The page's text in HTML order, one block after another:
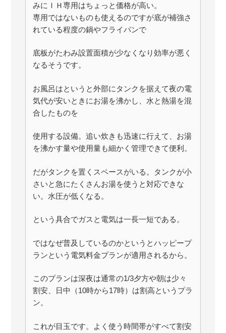
みにＩＨ専用はちょっと価格が高い。
専用ではないものも使えるのですが底が補強さ
れている程度の鍋やフライパンで
底板がたわみ設置面積が少なくなり効率が悪く
なるそうです。
お風呂はというと外部にタンクを据えて夜の電
気代が安いときにお湯を沸かし、水と熱湯を混
合したものを
使用する設備。追い炊きも迅速に行えて、お湯
を沸かす量や使用量も細かく管理できて便利。
だがタンクを置くスペースがいる。タンクが小
さいと急にたくさんお湯を使うと対応できな
い。水圧が低くなる。
という具合でガスと電気は一長一短である。
ではなぜ普及しているのかというとハッピープ
ランという電気料金プランが適用されるから。
このプランは深夜は通常の1/3夕方や朝は少々
割安、日中（10時から17時）は割高というプラ
ン。
これが目玉です。よく使う時間帯がすべて割安